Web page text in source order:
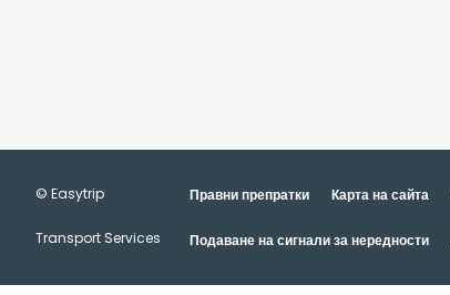
© Easytrip
Transport Services
Правни препратки Карта на сайта
Подаване на сигнали за нередности